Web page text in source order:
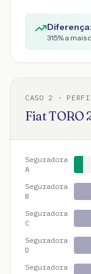
315% a mais
CASO 2 ·
FiatTORO
Seguradora
A
Seguradora
B
Seguradora
C
Seguradora
D
Seguradora